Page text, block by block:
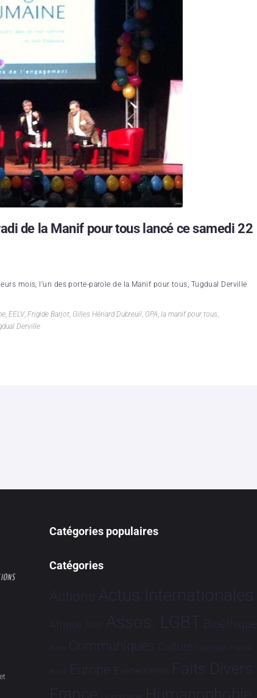
de la Manif pour tous lancé ce samedi 22
mois, l’un des porte-parole de la Manif pour tous, Tugdual Derville
EELV, Frigide Barjot Gilles Hériard Dubreuil GPA la manif pour tous
Derville
Catégories populaires
Catégories
Actions Actus Internationales
Afrique Asie Assos. LGBT Bioéthique
Brève Communiqués Culture Dialogues France-
Brésil Europe Evénements Faits Divers
Humanophobie